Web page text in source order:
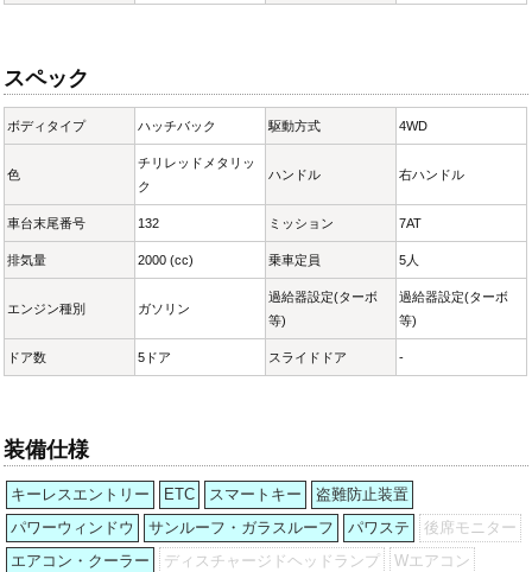
スペック
ボディタイプ ハッチバック 駆動方式 4WD
色
チリレッドメタリッ
ク
ハンドル 右ハンドル
車台末尾番号 132 ミッション 7AT
排気量 2000 (cc) 乗車定員 5人
エンジン種別 ガソリン
過給器設定(ターボ
等)
過給器設定(ターボ
等)
ドア数 5ドア スライドドア -
装備仕様
キーレスエントリー ETC スマートキー
盗難防止装置
パワーウィンドウ
サンルーフ・ガラスルーフ パワステ
後席モニター
エアコン・クーラー
ディスチャージドヘッドランプ Wエアコン